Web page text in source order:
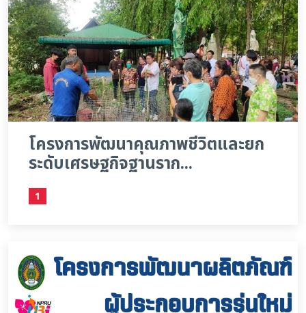
โครงการพัฒนาคุณภาพชีวิตและยก
ระดับเศรษฐกิจฐานราก...
1